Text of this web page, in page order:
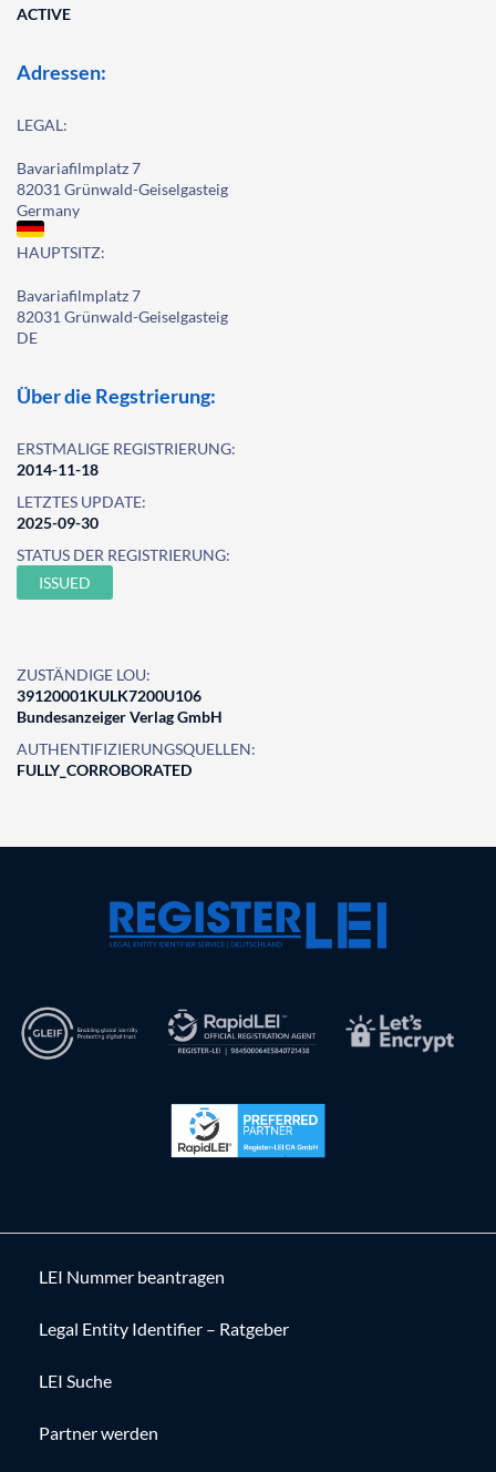
ACTIVE
Adressen:
LEGAL:
Bavariafilmplatz 7
82031 Grünwald-Geiselgasteig
Germany
HAUPTSITZ:
Bavariafilmplatz 7
82031 Grünwald-Geiselgasteig
DE
Über die Regstrierung:
ERSTMALIGE REGISTRIERUNG:
2014-11-18
LETZTES UPDATE:
2025-09-30
STATUS DER REGISTRIERUNG:
ISSUED
ZUSTÄNDIGE LOU:
39120001KULK7200U106
Bundesanzeiger Verlag GmbH
AUTHENTIFIZIERUNGSQUELLEN:
FULLY_CORROBORATED
LEI Nummer beantragen
Legal Entity Identifier – Ratgeber
LEI Suche
Partner werden